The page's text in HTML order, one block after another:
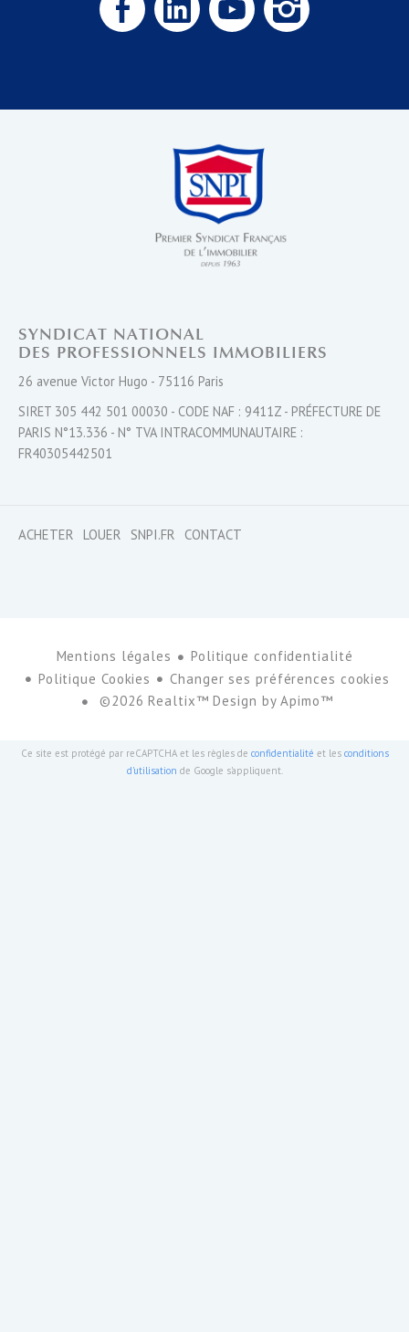
SYNDICAT NATIONAL
DES PROFESSIONNELS IMMOBILIERS
26 avenue Victor Hugo - 75116 Paris
SIRET 305 442 501 00030 - CODE NAF : 9411Z - PRÉFECTURE DE
PARIS N°13.336 - N° TVA INTRACOMMUNAUTAIRE :
FR40305442501
ACHETER LOUER SNPI.FR CONTACT
Mentions légales
Politique confidentialité
Politique Cookies
Changer ses préférences cookies
©2026 Realtix™ Design byApimo™
Ce site est protégé par reCAPTCHA et les règles de confidentialité et les conditions
d'utilisation de Google s'appliquent.